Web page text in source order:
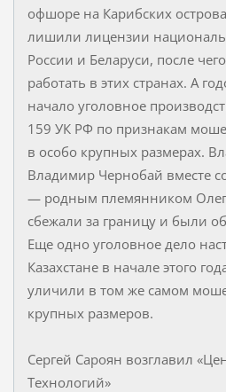
офшоре на Карибских
лишили лицензии
России и Беларуси, после
работать в этих странах. А
начало уголовное
159 УК РФ по признакам
в особо крупных размерах.
Владимир Чернобай вместе
— родным племянником
сбежали за границу и были
Еще одно уголовное дело
Казахстане в начале этого
уличили в том же самом
крупных размеров.
Сергей Сароян возглавил
Технологий»